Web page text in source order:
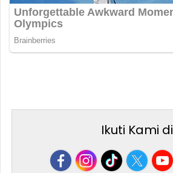
Ikuti Kami di